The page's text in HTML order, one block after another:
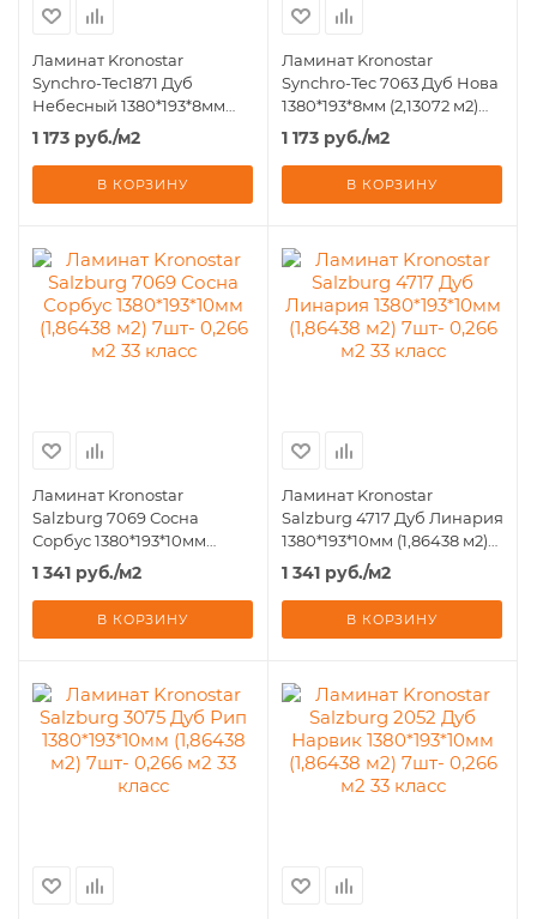
Ламинат Kronostar
Synchro-Tec1871 Дуб
Небесный 1380*193*8мм
(2,13072 м2) 8шт - 0,266 м2
33 класс
1 173 руб./м2
В КОРЗИНУ
Ламинат Kronostar
Synchro-Tec 7063 Дуб Нова
1380*193*8мм (2,13072 м2)
8шт - 0,266 м2 33 кл.Фаска
1 173 руб./м2
В КОРЗИНУ
Ламинат Kronostar
Salzburg 7069 Сосна
Сорбус 1380*193*10мм
(1,86438 м2) 7шт- 0,266 м2 33
класс
1 341 руб./м2
В КОРЗИНУ
Ламинат Kronostar
Salzburg 4717 Дуб Линария
1380*193*10мм (1,86438 м2)
1 341 руб./м2
В КОРЗИНУ